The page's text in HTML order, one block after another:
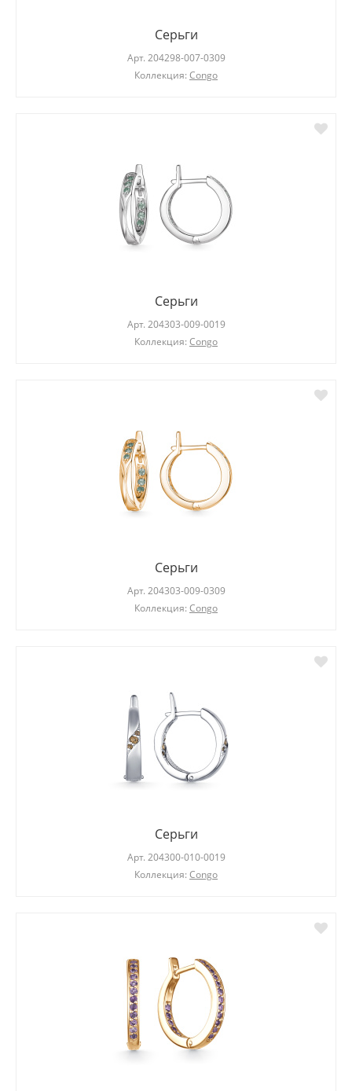
Серьги
Арт. 204298-007-0309
Коллекция: Congo
Серьги
Арт. 204303-009-0019
Коллекция: Congo
Серьги
Арт. 204303-009-0309
Коллекция: Congo
Серьги
Арт. 204300-010-0019
Коллекция: Congo